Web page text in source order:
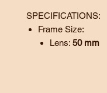
SPECIFICATIONS:
Frame Size:
Lens: 50mm